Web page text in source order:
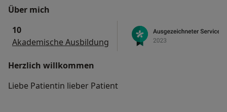
Über mich
10
Akademische Ausbildung
Herzlich willkommen
Liebe Patientin lieber Patient